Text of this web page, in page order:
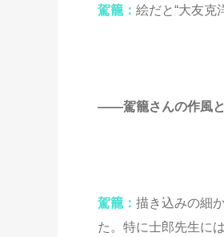
駕籠： 絵だと“大友克
――駕籠さんの作風と
駕籠： 描き込みの細
た。特に士郎先生に